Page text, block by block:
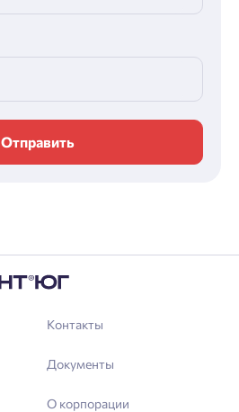
Отправить
Контакты
Документы
О корпорации